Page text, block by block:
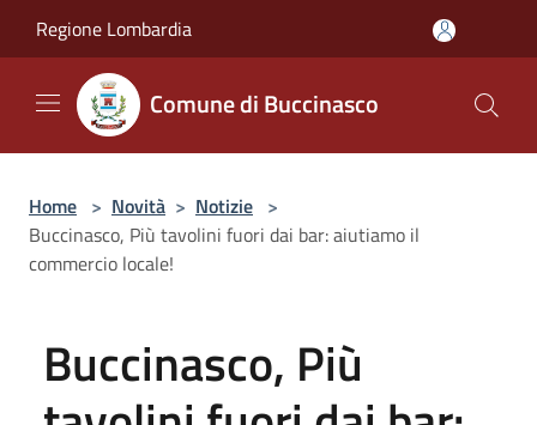
Regione Lombardia
Comune di Buccinasco
Home > Novità > Notizie >
Buccinasco, Più tavolini fuori dai bar: aiutiamo il
commercio locale!
Buccinasco, Più